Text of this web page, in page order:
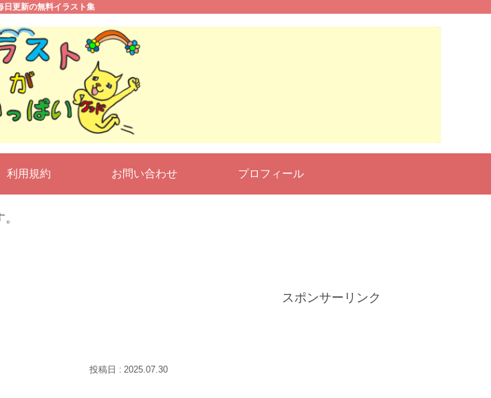
日更新の無料イラスト集
利用規約 お問い合わせ プロフィール
2025.07.30
スポンサーリンク